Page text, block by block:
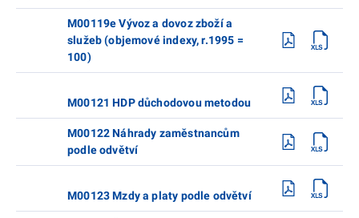
M00119e Vývoz a dovoz zboží a
služeb (objemové indexy, r.1995 =
100)
M00121 HDP důchodovou metodou
M00122 Náhrady zaměstnancům
podle odvětví
M00123 Mzdy a platy podle odvětví